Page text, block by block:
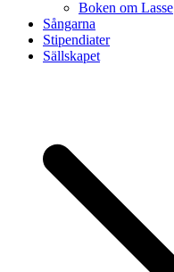
Boken om Lasse
Sångarna
Stipendiater
Sällskapet